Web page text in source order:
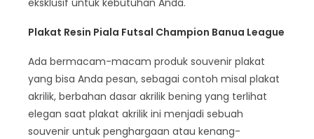
eksklusif untuk kebutuhan Anda.
Plakat Resin Piala Futsal Champion Banua League
Ada bermacam-macam produk souvenir plakat
yang bisa Anda pesan, sebagai contoh misal plakat
akrilik, berbahan dasar akrilik bening yang terlihat
elegan saat plakat akrilik ini menjadi sebuah
souvenir untuk penghargaan atau kenang-